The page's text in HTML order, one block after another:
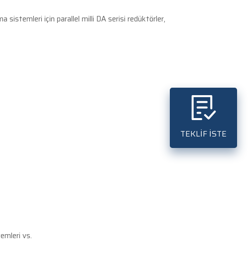
sistemleri için parallel milli DA serisi redüktörler,
vs.
TEKLİF İSTE